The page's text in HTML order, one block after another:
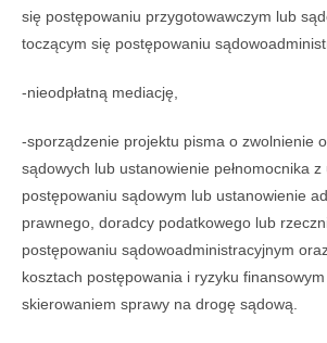
się postępowaniu przygotowawczym lub
toczącym się postępowaniu
-nieodpłatną mediację,
-sporządzenie projektu pisma o zwolnienie
sądowych lub ustanowienie pełnomocnika z
postępowaniu sądowym lub ustanowienie
prawnego, doradcy podatkowego lub
postępowaniu sądowoadministracyjnym
kosztach postępowania i ryzyku
skierowaniem sprawy na drogę sądową.